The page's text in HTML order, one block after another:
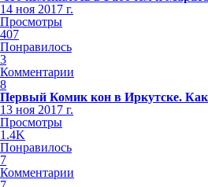
14 ноя 2017 г.
Просмотры
407
Понравилось
3
Комментарии
8
Первый Комик кон в Иркутске.
13 ноя 2017 г.
Просмотры
1.4K
Понравилось
7
Комментарии